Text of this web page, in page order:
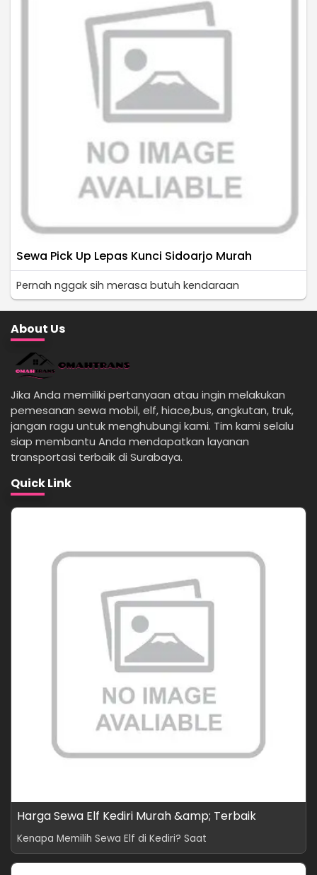
Sewa Pick Up Lepas Kunci Sidoarjo Murah
Pernah nggak sih merasa butuh kendaraan
About Us
Jika Anda memiliki pertanyaan atau ingin melakukan
pemesanan sewa mobil, elf, hiace,bus, angkutan, truk,
jangan ragu untuk menghubungi kami. Tim kami selalu
siap membantu Anda mendapatkan layanan
transportasi terbaik di Surabaya.
Quick Link
Harga Sewa Elf Kediri Murah &amp; Terbaik
Kenapa Memilih Sewa Elf di Kediri? Saat